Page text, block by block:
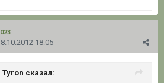
18:05
Tyron сказал: